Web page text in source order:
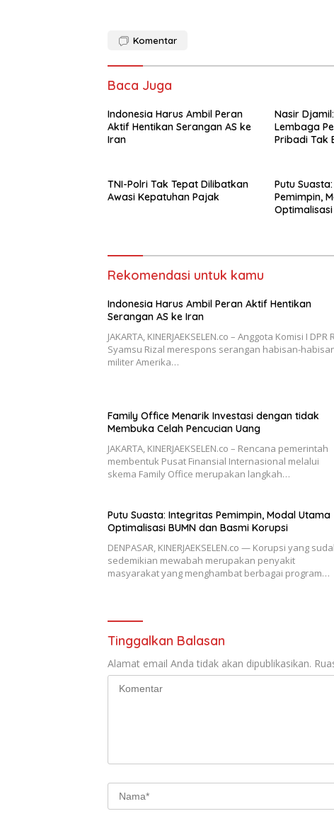
Komentar
Baca Juga
Indonesia Harus Ambil Peran
Aktif Hentikan Serangan AS ke
Iran
Nasir
Lembaga
Pribadi Tak
TNI-Polri Tak Tepat Dilibatkan
Awasi Kepatuhan Pajak
Putu
Pemimpin,
Rekomendasi untuk kamu
Indonesia Harus Ambil Peran Aktif Hentikan
Serangan AS ke Iran
JAKARTA, KINERJAEKSELEN.co – Anggota Komisi I DPR
Syamsu Rizal merespons serangan habisan-
militer Amerika…
Family Office Menarik Investasi dengan tidak
Membuka Celah Pencucian Uang
JAKARTA, KINERJAEKSELEN.co – Rencana pemerintah
membentuk Pusat Finansial Internasional melalui
skema Family Office merupakan langkah…
Putu Suasta: Integritas Pemimpin, Modal Utama
Optimalisasi BUMN dan Basmi Korupsi
DENPASAR, KINERJAEKSELEN.co — Korupsi yang
sedemikian mewabah merupakan penyakit
masyarakat yang menghambat berbagai program…
Tinggalkan Balasan
Alamat email Anda tidak akan dipublikasikan.